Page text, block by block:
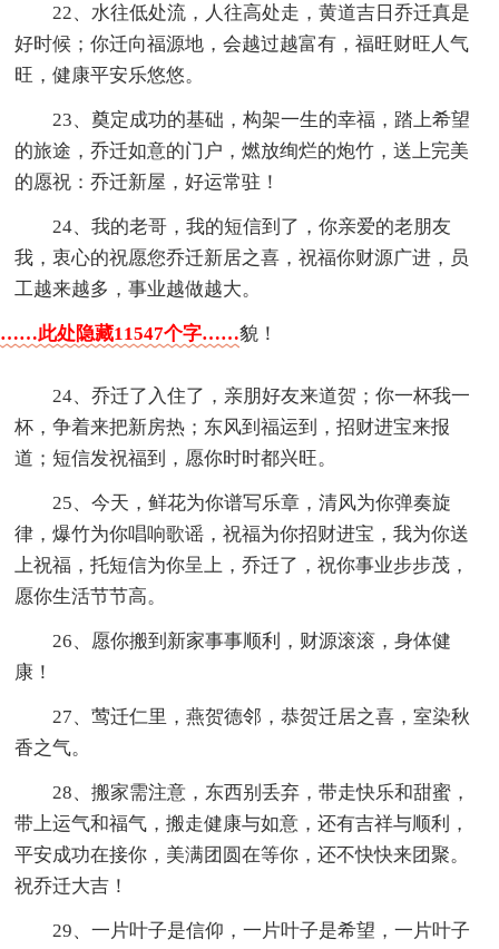
22、水往低处流，人往高处走，黄道吉日乔迁真是
好时候；你迁向福源地，会越过越富有，福旺财旺人气
旺，健康平安乐悠悠。
23、奠定成功的基础，构架一生的幸福，踏上希望
的旅途，乔迁如意的门户，燃放绚烂的炮竹，送上完美
的愿祝：乔迁新屋，好运常驻！
24、我的老哥，我的短信到了，你亲爱的老朋友
我，衷心的祝愿您乔迁新居之喜，祝福你财源广进，员
工越来越多，事业越做越大。
……此处隐藏11547个字……貌！
24、乔迁了入住了，亲朋好友来道贺；你一杯我一
杯，争着来把新房热；东风到福运到，招财进宝来报
道；短信发祝福到，愿你时时都兴旺。
25、今天，鲜花为你谱写乐章，清风为你弹奏旋
律，爆竹为你唱响歌谣，祝福为你招财进宝，我为你送
上祝福，托短信为你呈上，乔迁了，祝你事业步步茂，
愿你生活节节高。
26、愿你搬到新家事事顺利，财源滚滚，身体健
康！
27、莺迁仁里，燕贺德邻，恭贺迁居之喜，室染秋
香之气。
28、搬家需注意，东西别丢弃，带走快乐和甜蜜，
带上运气和福气，搬走健康与如意，还有吉祥与顺利，
平安成功在接你，美满团圆在等你，还不快快来团聚。
祝乔迁大吉！
29、一片叶子是信仰，一片叶子是希望，一片叶子